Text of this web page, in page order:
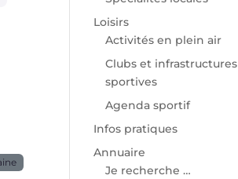
Loisirs
Activités en plein air
Clubs et infrastructures
sportives
Agenda sportif
Infos pratiques
Annuaire
Je recherche …